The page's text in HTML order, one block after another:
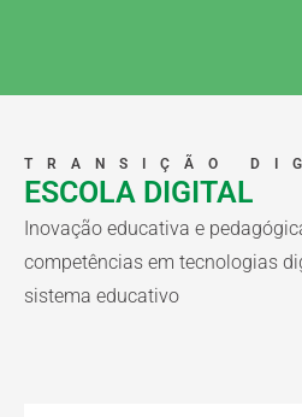
TRANSIÇÃO
ESCOLA DIGITAL
Inovação educativa e
competências em tecnologias
sistema educativo